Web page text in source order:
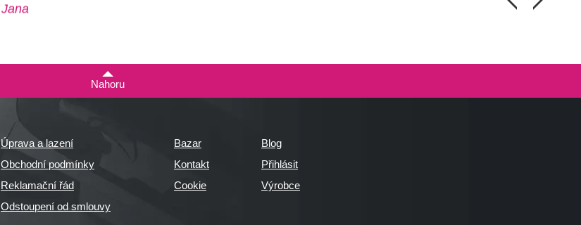
Jana Honza Pánka,
Nahoru
Úprava a lazení
Obchodní podmínky
Reklamační řád
Odstoupení od smlouvy
Bazar
Kontakt
Cookie
Blog
Přihlásit
Výrobce